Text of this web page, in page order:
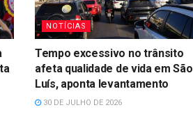
NOTÍCIAS
Tempo excessivo no trânsito
afeta qualidade de vida em São
Luís, aponta levantamento
30 DE JULHO DE 2026